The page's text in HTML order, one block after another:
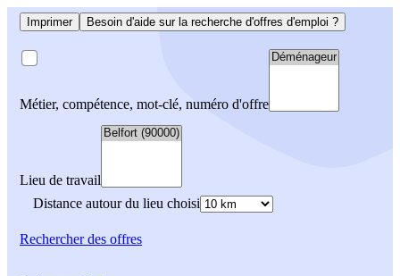
Imprimer Besoin d'aide sur la recherche d'offres d'emploi ?
Métier, compétence, mot-clé, numéro d'offre
Lieu de travail
Distance autour du lieu choisi
Rechercherdes offres